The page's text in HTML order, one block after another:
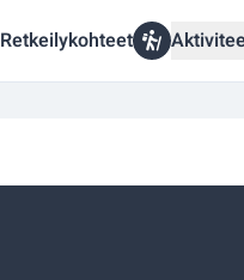
Retkeilykohteet